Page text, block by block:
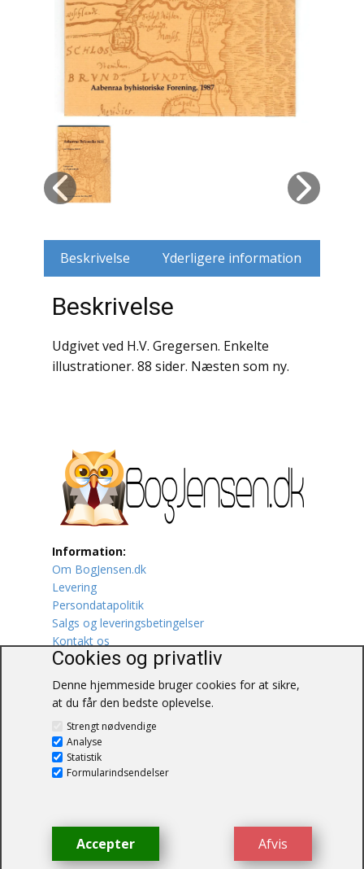
Håndværk
Historie
Hobby
Hus / Have
Husdyr
Krige / Slag
Litteraturhistorie
Lokalhistorie / Topografi
Lystfiskeri
Mad
Musik
Mytologi / Sagn / Sagaer
Naturen
Oldtidskundskab
Beskrivelse Yderligere information
Beskrivelse
Udgivet ved H.V. Gregersen. Enkelte
illustrationer. 88 sider. Næsten som ny.
Information:
Om BogJensen.dk
Levering
Persondatapolitik
Salgs og leveringsbetingelser
Kontakt os
Blåkærvej 25
6052 Viuf
Tlf.:60703190
© BogJensen.dk – Alle rettigheder
forbeholdes.
Cookies og privatliv
Denne hjemmeside bruger cookies for at sikre,
at du får den bedste oplevelse.
Strengt nødvendige
Analyse
Statistik
Formularindsendelser
Afvis
Accepter